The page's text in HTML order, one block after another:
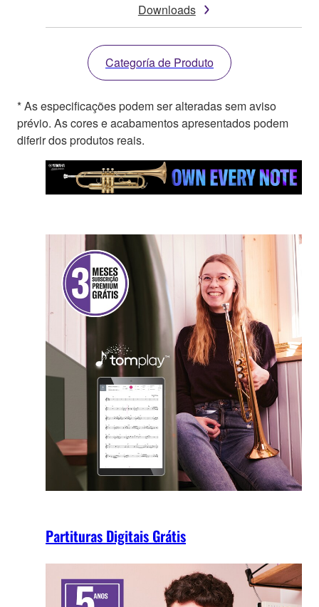
Downloads
Categoría de Produto
* As especificações podem ser alteradas sem aviso
prévio. As cores e acabamentos apresentados podem
diferir dos produtos reais.
Partituras Digitais Grátis